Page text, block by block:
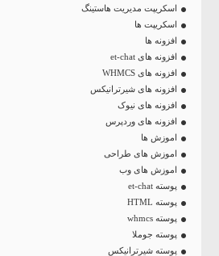
اسکریپت مدیریت هاستینگ
اسکریپت ها
افزونه ها
افزونه های et-chat
افزونه های WHMCS
افزونه های شیرترانیکس
افزونه های نیوک
افزونه های وردپرس
اموزش ها
اموزش های طراحی
اموزش های وب
پوسته et-chat
پوسته HTML
پوسته whmcs
پوسته جوملا
پوسته شیرترانیکس